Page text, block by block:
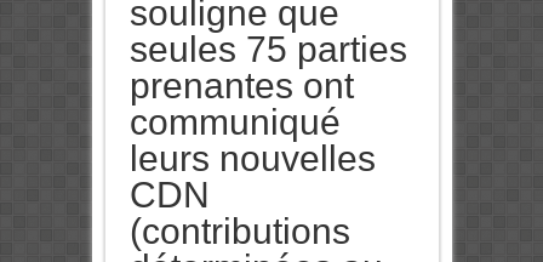
souligne que
seules 75 parties
prenantes ont
communiqué
leurs nouvelles
CDN
(contributions